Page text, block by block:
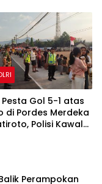
Pesta Gol 5-1 atas
di Pordes Merdeka
Polisi Kawal
Perampokan